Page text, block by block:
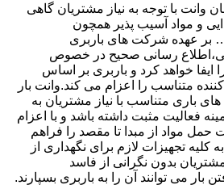
وانت با توجه به نیاز مشتریان گاهی
و مواد آسیب پذیر همچون
بر عهده شرکت های باربری
رسانی صحیح در خصوص
ایفا خواهد کرد و باربری بر اساس
متناسب را اعزام می کند.وانت بار
های باری متناسب با نیاز مشتریان به
فعالیت مثبت داشته باشد و با اعزام
حمل مواد از مبدا تا مقصد را فراهم
کلیه تجهیزات لازم برای نگهداری از
بدون نگرانی از فاسد
می توانند آن را به باربری بسپارند.